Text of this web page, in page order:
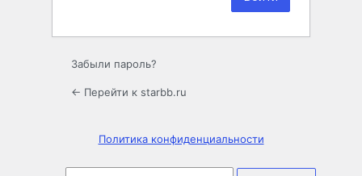
Забыли пароль?
← Перейти к starbb.ru
Политика конфиденциальности